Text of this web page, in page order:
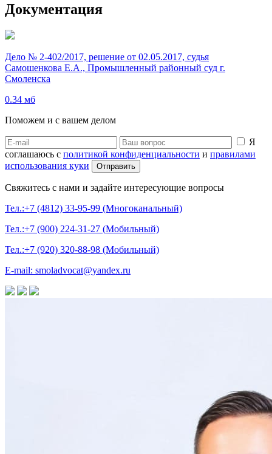
Документация
Дело № 2-402/2017, решение от 02.05.2017, судья
Самошенкова Е.А., Промышленный районный суд г.
Смоленска
0.34 мб
Поможем и с вашем делом
Я
соглашаюсь с политикой конфиденциальности и правилами
использования куки
Свяжитесь с нами и задайте интересующие вопросы
Тел.:+7 (4812) 33-95-99 (Многоканальный)
Тел.:+7 (900) 224-31-27 (Мобильный)
Тел.:+7 (920) 320-88-98 (Мобильный)
E-mail: smoladvocat@yandex.ru